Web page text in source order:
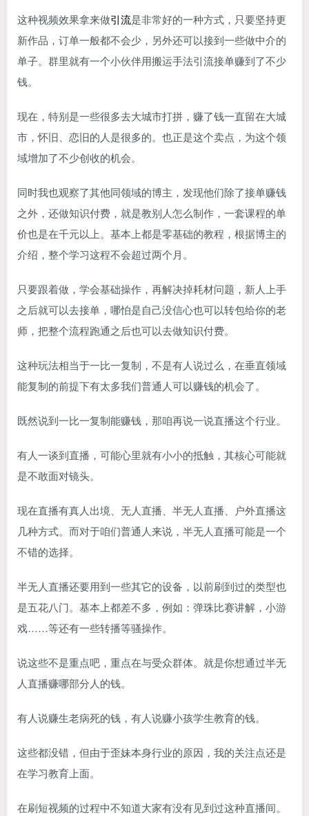
这种视频效果拿来做引流是非常好的一种方式，只要坚持更
新作品，订单一般都不会少，另外还可以接到一些做中介的
单子。群里就有一个小伙伴用搬运手法引流接单赚到了不少
钱。
现在，特别是一些很多去大城市打拼，赚了钱一直留在大城
市，怀旧、恋旧的人是很多的。也正是这个卖点，为这个领
域增加了不少创收的机会。
同时我也观察了其他同领域的博主，发现他们除了接单赚钱
之外，还做知识付费，就是教别人怎么制作，一套课程的单
价也是在千元以上。基本上都是零基础的教程，根据博主的
介绍，整个学习这程不会超过两个月。
只要跟着做，学会基础操作，再解决掉耗材问题，新人上手
之后就可以去接单，哪怕是自己没信心也可以转包给你的老
师，把整个流程跑通之后也可以去做知识付费。
这种玩法相当于一比一复制，不是有人说过么，在垂直领域
能复制的前提下有太多我们普通人可以赚钱的机会了。
既然说到一比一复制能赚钱，那咱再说一说直播这个行业。
有人一谈到直播，可能心里就有小小的抵触，其核心可能就
是不敢面对镜头。
现在直播有真人出境、无人直播、半无人直播、户外直播这
几种方式。而对于咱们普通人来说，半无人直播可能是一个
不错的选择。
半无人直播还要用到一些其它的设备，以前刷到过的类型也
是五花八门。基本上都差不多，例如：弹珠比赛讲解，小游
戏……等还有一些转播等骚操作。
说这些不是重点吧，重点在与受众群体。就是你想通过半无
人直播赚哪部分人的钱。
有人说赚生老病死的钱，有人说赚小孩学生教育的钱。
这些都没错，但由于歪妹本身行业的原因，我的关注点还是
在学习教育上面。
在刷短视频的过程中不知道大家有没有见到过这种直播间。